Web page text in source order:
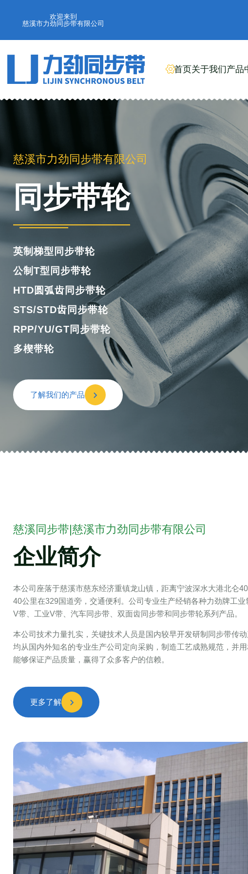
欢迎来到
慈溪市力劲同步带有限公司
首页关于我们产品
慈溪市力劲同步带有限公司
同步带轮
英制梯型同步带轮
公制T型同步带轮
HTD圆弧齿同步带轮
STS/STD齿同步带轮
RPP/YU/GT同步带轮
多楔带轮
了解我们的产品
慈溪同步带|慈溪市力劲同步带有限公司
企业简介
本公司座落于慈溪市慈东经济重镇龙山镇，距离宁波深水大港北仑
40公里在329国道旁，交通便利。公司专业生产经销各种力劲牌工
V带、工业V带、汽车同步带、双面齿同步带和同步带轮系列产品。
本公司技术力量扎实，关键技术人员是国内较早开发研制同步带传
均从国内外知名的专业生产公司定向采购，制造工艺成熟规范，并
能够保证产品质量，赢得了众多客户的信赖。
更多了解